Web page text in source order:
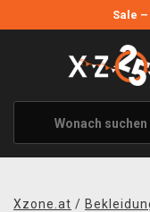
Sale
ANGEBOTE
ALLE MARKEN
XZONE
KLEIDUNG &
Xzone.at /